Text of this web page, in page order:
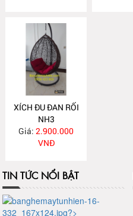
XÍCH ĐU ĐAN RỐI
NH3
Giá:2.900.000
VNĐ
TIN TỨC NỔI BẬT